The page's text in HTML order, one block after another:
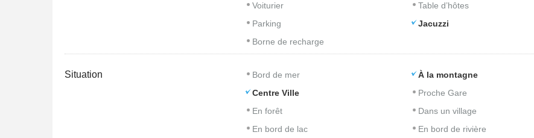
Voiturier
Table d’hôtes
Parking
Jacuzzi
Borne de recharge
Situation Bord de mer À la montagne
Centre Ville
Proche Gare
En forêt
Dans un village
En bord de lac
En bord de rivière